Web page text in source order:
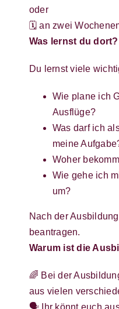
oder
🗓️ an zwei
Was lernst du dort?
Du lernst viele
Wie plane ich
Ausflüge?
Was darf ich
meine
Woher
Wie gehe ich
um?
Nach der
beantragen.
Warum ist die
🌈 Bei der
aus vielen